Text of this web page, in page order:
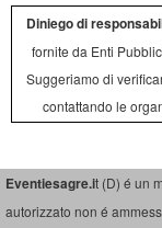
Diniego di
fornite da Enti
Suggeriamo di
contattando le
Eventiesagre.it (D) é un
autorizzato non é